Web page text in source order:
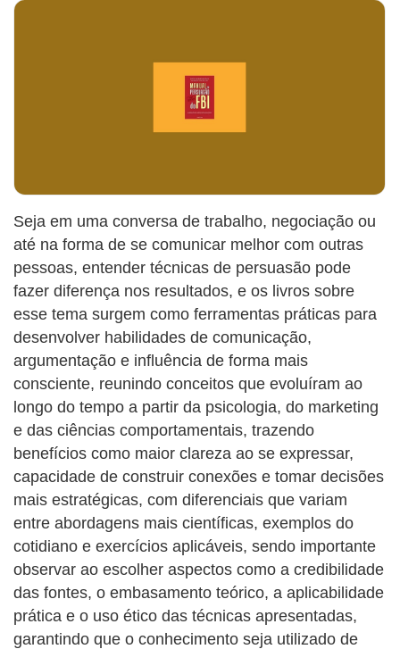
Seja em uma conversa de trabalho, negociação ou
até na forma de se comunicar melhor com outras
pessoas, entender técnicas de persuasão pode
fazer diferença nos resultados, e os livros sobre
esse tema surgem como ferramentas práticas para
desenvolver habilidades de comunicação,
argumentação e influência de forma mais
consciente, reunindo conceitos que evoluíram ao
longo do tempo a partir da psicologia, do marketing
e das ciências comportamentais, trazendo
benefícios como maior clareza ao se expressar,
capacidade de construir conexões e tomar decisões
mais estratégicas, com diferenciais que variam
entre abordagens mais científicas, exemplos do
cotidiano e exercícios aplicáveis, sendo importante
observar ao escolher aspectos como a credibilidade
das fontes, o embasamento teórico, a aplicabilidade
prática e o uso ético das técnicas apresentadas,
garantindo que o conhecimento seja utilizado de